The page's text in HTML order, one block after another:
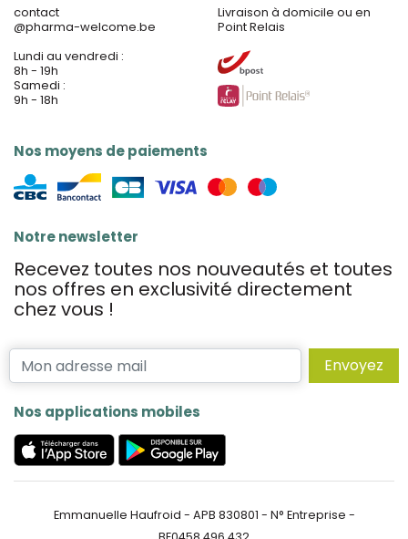
contact
@pharma-welcome.be
Lundi au vendredi :
8h - 19h
Samedi :
9h - 18h
Nos moyens de paiements
Livraison à domicile ou en
Point Relais
Notre newsletter
Recevez toutes nos nouveautés et toutes
nos offres en exclusivité directement
chez vous !
Envoyez
Nos applications mobiles
Emmanuelle Haufroid - APB 830801 - N° Entreprise -